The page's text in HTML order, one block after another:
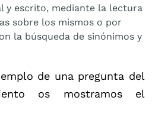
y escrito, mediante la lectura
sobre los mismos o por
la búsqueda de sinónimos y
de una pregunta del
os mostramos el